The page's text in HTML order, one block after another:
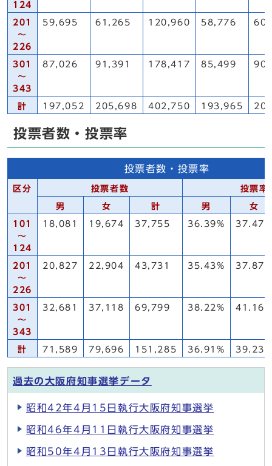
124
201
～
226
59,695 61,265 120,960 58,776
301
～
343
87,026 91,391 178,417 85,499
計 197,052 205,698 402,750 193,965
投票者数・投票率
投票者数・投票率
区分 投票者数 投票率
男 女 計 男 女
101
～
124
18,081 19,674 37,755 36.39%
201
～
226
20,827 22,904 43,731 35.43%
301
～
343
32,681 37,118 69,799 38.22%
計 71,589 79,696 151,285 36.91%
過去の大阪府知事選挙データ
昭和42年4月15日執行大阪府知事選挙
昭和46年4月11日執行大阪府知事選挙
昭和50年4月13日執行大阪府知事選挙